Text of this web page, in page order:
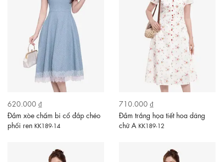
620.000 ₫
Đầm xòe chấm bi cổ đắp chéo
phối ren KK189-14
710.000 ₫
Đầm trắng họa tiết hoa dáng
chữ A KK189-12